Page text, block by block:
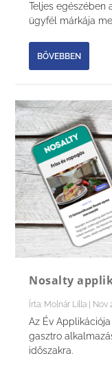
Teljes egészében
ügyfél márkája
BŐVEBBEN
Nosalty
Írta: Molnár Lilla Nov
Az Év
gasztro
időszakra.